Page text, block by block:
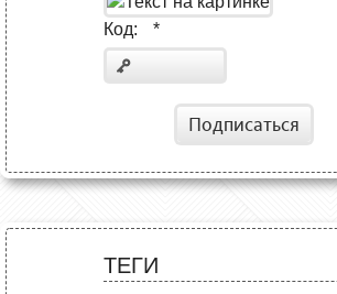
Код: *
Подписаться
ТЕГИ